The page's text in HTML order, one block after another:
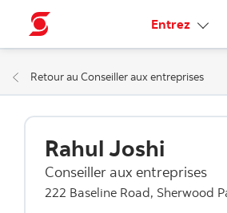
Entrez Liens
Retour au Conseiller aux entreprises
Rahul Joshi
Conseiller aux entreprises
222 Baseline Road, Sherwood